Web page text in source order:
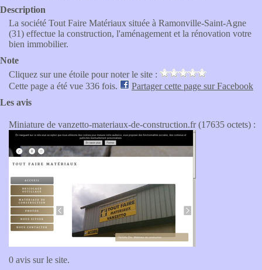
Description
La société Tout Faire Matériaux située à Ramonville-Saint-Agne
(31) effectue la construction, l'aménagement et la rénovation votre
bien immobilier.
Note
Cliquez sur une étoile pour noter le site :
Cette page a été vue 336 fois.
Partager cette page sur Facebook
Les avis
Miniature de vanzetto-materiaux-de-construction.fr (17635 octets) :
0 avis sur le site.